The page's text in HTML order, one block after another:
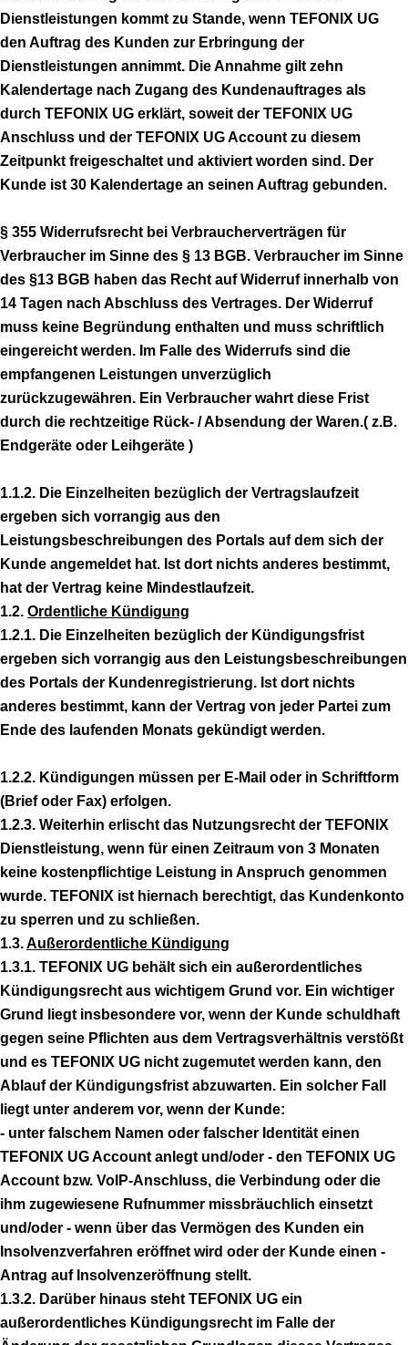
Dienstleistungen kommt zu Stande, wenn TEFONIX UG
den Auftrag des Kunden zur Erbringung der
Dienstleistungen annimmt. Die Annahme gilt zehn
Kalendertage nach Zugang des Kundenauftrages als
durch TEFONIX UG erklärt, soweit der TEFONIX UG
Anschluss und der TEFONIX UG Account zu diesem
Zeitpunkt freigeschaltet und aktiviert worden sind. Der
Kunde ist 30 Kalendertage an seinen Auftrag gebunden.
§ 355 Widerrufsrecht bei Verbraucherverträgen für
Verbraucher im Sinne des § 13 BGB. Verbraucher im Sinne
des §13 BGB haben das Recht auf Widerruf innerhalb von
14 Tagen nach Abschluss des Vertrages. Der Widerruf
muss keine Begründung enthalten und muss schriftlich
eingereicht werden. Im Falle des Widerrufs sind die
empfangenen Leistungen unverzüglich
zurückzugewähren. Ein Verbraucher wahrt diese Frist
durch die rechtzeitige Rück- / Absendung der Waren.( z.B.
Endgeräte oder Leihgeräte )
1.1.2. Die Einzelheiten bezüglich der Vertragslaufzeit
ergeben sich vorrangig aus den
Leistungsbeschreibungen des Portals auf dem sich der
Kunde angemeldet hat. Ist dort nichts anderes bestimmt,
hat der Vertrag keine Mindestlaufzeit.
1.2. Ordentliche Kündigung
1.2.1. Die Einzelheiten bezüglich der Kündigungsfrist
ergeben sich vorrangig aus den Leistungsbeschreibungen
des Portals der Kundenregistrierung. Ist dort nichts
anderes bestimmt, kann der Vertrag von jeder Partei zum
Ende des laufenden Monats gekündigt werden.
1.2.2. Kündigungen müssen per E-Mail oder in Schriftform
(Brief oder Fax) erfolgen.
1.2.3. Weiterhin erlischt das Nutzungsrecht der TEFONIX
Dienstleistung, wenn für einen Zeitraum von 3 Monaten
keine kostenpflichtige Leistung in Anspruch genommen
wurde. TEFONIX ist hiernach berechtigt, das Kundenkonto
zu sperren und zu schließen.
1.3.Außerordentliche Kündigung
1.3.1. TEFONIX UG behält sich ein außerordentliches
Kündigungsrecht aus wichtigem Grund vor. Ein wichtiger
Grund liegt insbesondere vor, wenn der Kunde schuldhaft
gegen seine Pflichten aus dem Vertragsverhältnis verstößt
und es TEFONIX UG nicht zugemutet werden kann, den
Ablauf der Kündigungsfrist abzuwarten. Ein solcher Fall
liegt unter anderem vor, wenn der Kunde:
- unter falschem Namen oder falscher Identität einen
TEFONIX UG Account anlegt und/oder - den TEFONIX UG
Account bzw. VoIP-Anschluss, die Verbindung oder die
ihm zugewiesene Rufnummer missbräuchlich einsetzt
und/oder - wenn über das Vermögen des Kunden ein
Insolvenzverfahren eröffnet wird oder der Kunde einen -
Antrag auf Insolvenzeröffnung stellt.
1.3.2. Darüber hinaus steht TEFONIX UG ein
außerordentliches Kündigungsrecht im Falle der